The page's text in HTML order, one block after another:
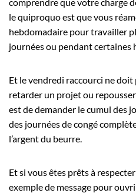
le quiproquo est que vous
hebdomadaire pour travailler
journées ou pendant certaines
Et le vendredi raccourci ne
retarder un projet ou
est de demander le cumul des
des journées de congé
l’argent du beurre.
Et si vous êtes prêts à
exemple de message pour